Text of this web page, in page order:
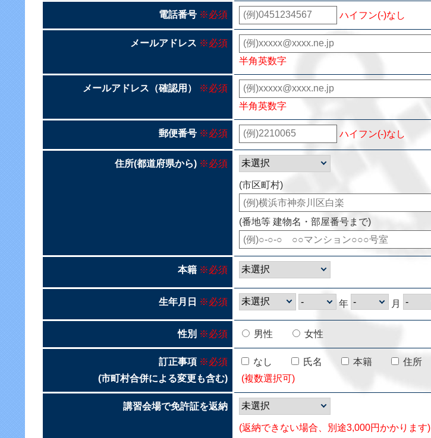
電話番号 ※必須 ハイフン(-)なし
メールアドレス ※必須
半角英数字
メールアドレス（確認用）
※必須
半角英数字
郵便番号 ※必須 ハイフン(-)なし
住所(都道府県から) ※必須
(市区町村)
(番地等 建物名・部屋番号まで)
本籍 ※必須
生年月日 ※必須 年 月
性別 ※必須 男性 女性
訂正事項 ※必須
(市町村合併による変更も含む)
なし 氏名 本籍 住所
(複数選択可)
講習会場で免許証を返納
(返納できない場合、別途3,000円かかります)